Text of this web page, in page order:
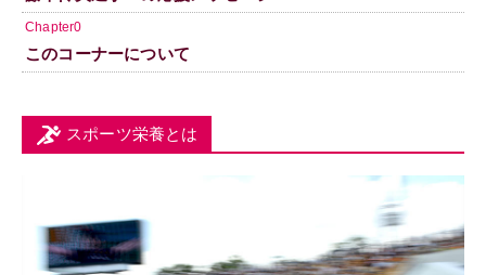
Chapter0
このコーナーについて
スポーツ栄養とは